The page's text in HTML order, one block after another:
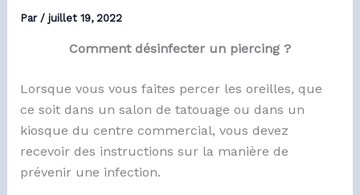
Par / juillet 19, 2022
Comment désinfecter un piercing ?
Lorsque vous vous faites percer les oreilles, que
ce soit dans un salon de tatouage ou dans un
kiosque du centre commercial, vous devez
recevoir des instructions sur la manière de
prévenir une infection.